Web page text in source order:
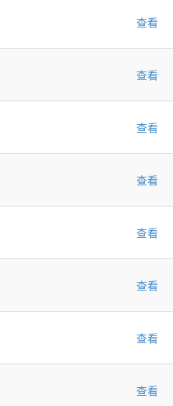
查看
查看
查看
查看
查看
查看
查看
查看